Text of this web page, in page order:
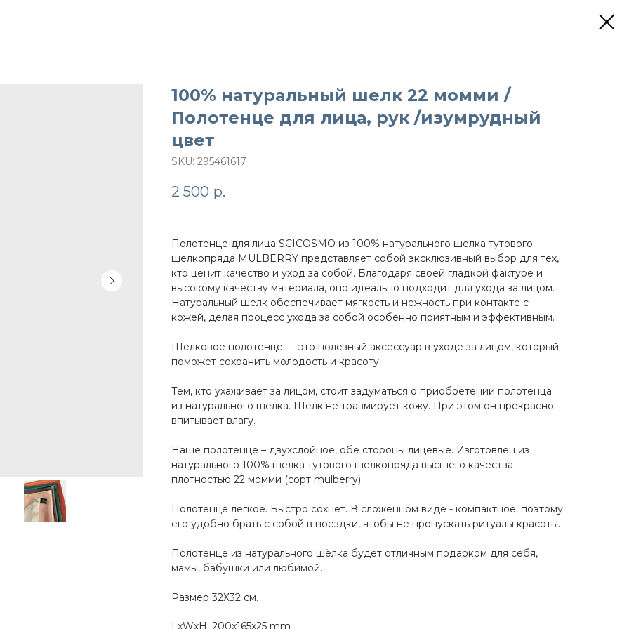
100% натуральный шелк 22 момми /
Полотенце для лица, рук /изумрудный
цвет
SKU: 295461617
2 500 р.
Полотенце для лица SCICOSMO из 100% натурального шелка тутового
шелкопряда MULBERRY представляет собой эксклюзивный выбор для тех,
кто ценит качество и уход за собой. Благодаря своей гладкой фактуре и
высокому качеству материала, оно идеально подходит для ухода за лицом.
Натуральный шелк обеспечивает мягкость и нежность при контакте с
кожей, делая процесс ухода за собой особенно приятным и эффективным.
Шёлковое полотенце — это полезный аксессуар в уходе за лицом, который
поможет сохранить молодость и красоту.
Тем, кто ухаживает за лицом, стоит задуматься о приобретении полотенца
из натурального шёлка. Шёлк не травмирует кожу. При этом он прекрасно
впитывает влагу.
Наше полотенце – двухслойное, обе стороны лицевые. Изготовлен из
натурального 100% шёлка тутового шелкопряда высшего качества
плотностью 22 момми (сорт mulberry).
Полотенце легкое. Быстро сохнет. В сложенном виде - компактное, поэтому
его удобно брать с собой в поездки, чтобы не пропускать ритуалы красоты.
Полотенце из натурального шёлка будет отличным подарком для себя,
мамы, бабушки или любимой.
Размер 32Х32 см.
LxWxH: 200x165x25 mm